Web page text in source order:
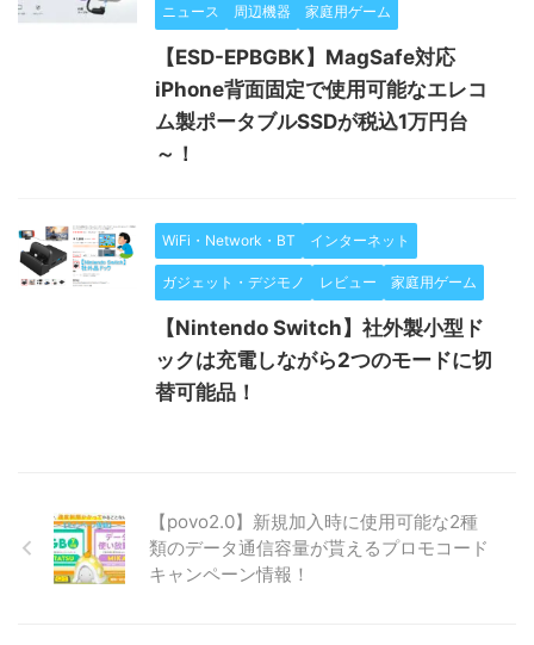
ニュース 周辺機器 家庭用ゲーム
【ESD-EPBGBK】MagSafe対応
iPhone背面固定で使用可能なエレコ
ム製ポータブルSSDが税込1万円台
～！
WiFi・Network・BT インターネット
ガジェット・デジモノ レビュー 家庭用ゲーム
【Nintendo Switch】社外製小型ド
ックは充電しながら2つのモードに切
替可能品！
【povo2.0】新規加入時に使用可能な2種
類のデータ通信容量が貰えるプロモコード
キャンペーン情報！